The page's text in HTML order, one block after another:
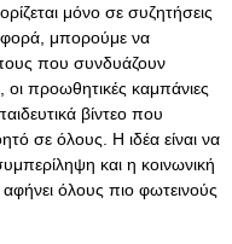
μόνο σε συζητήσεις
μπορούμε να
που συνδυάζουν
προωθητικές καμπάνιες
βίντεο που
σε όλους. Η ιδέα είναι να
και η κοινωνική
όλους πιο φωτεινούς